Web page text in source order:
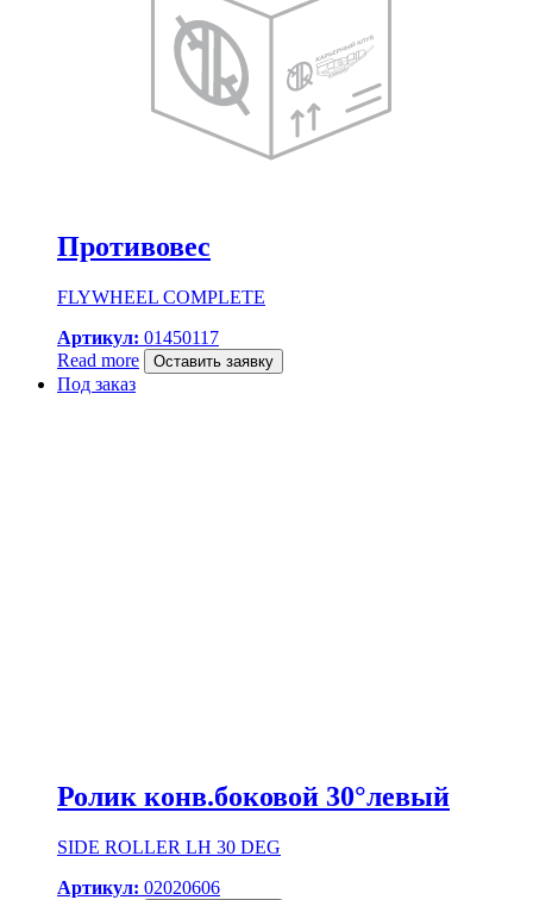
Противовес
FLYWHEEL COMPLETE
Артикул: 01450117
Read more
Оставить заявку
Под заказ
Ролик конв.боковой 30°левый
SIDE ROLLER LH 30 DEG
Артикул: 02020606